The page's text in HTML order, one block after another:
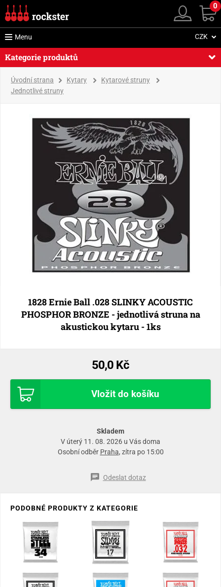
0
Menu CZK
Kategorie produktů
Úvodní strana Kytary
Kytarové struny
Jednotlivé struny
1828 Ernie Ball .028 SLINKY ACOUSTIC
PHOSPHOR BRONZE - jednotlivá struna na
akustickou kytaru - 1ks
50,0 Kč
Vložit do košíku
Skladem
V úterý 11. 08. 2026 u Vás doma
Osobní odběr Praha, zítra po 15:00
Odeslat dotaz
PODOBNÉ PRODUKTY Z KATEGORIE